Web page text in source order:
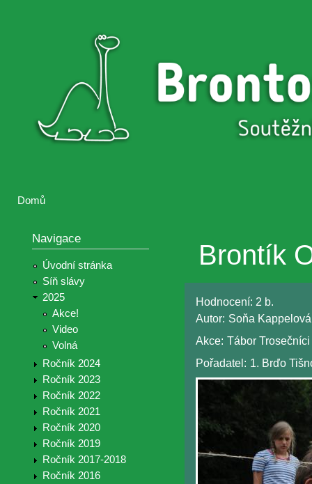
Brontosaurus
Brontosaurus
Domů
Navigace
Úvodní stránka
Síň slávy
2025
Akce!
Video
Volná
Ročník 2024
Ročník 2023
Ročník 2022
Ročník 2021
Ročník 2020
Ročník 2019
Ročník 2017-2018
Ročník 2016
Brontík
Hodnocení: 2 b.
Autor: Soňa
Akce: Tábor
Pořadatel: 1. Brďo